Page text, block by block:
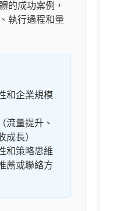
的成功案例，
執行過程和量
和企業規模
流量提升、
成長）
和策略思維
薦或聯絡方